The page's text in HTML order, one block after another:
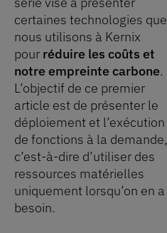
certaines technologies que
nous utilisons à Kernix
pour réduire les coûts et
notre empreinte carbone.
L’objectif de ce premier
article est de présenter le
déploiement et l’exécution
de fonctions à la demande,
c’est-à-dire d’utiliser des
ressources matérielles
uniquement lorsqu’on en a
besoin.